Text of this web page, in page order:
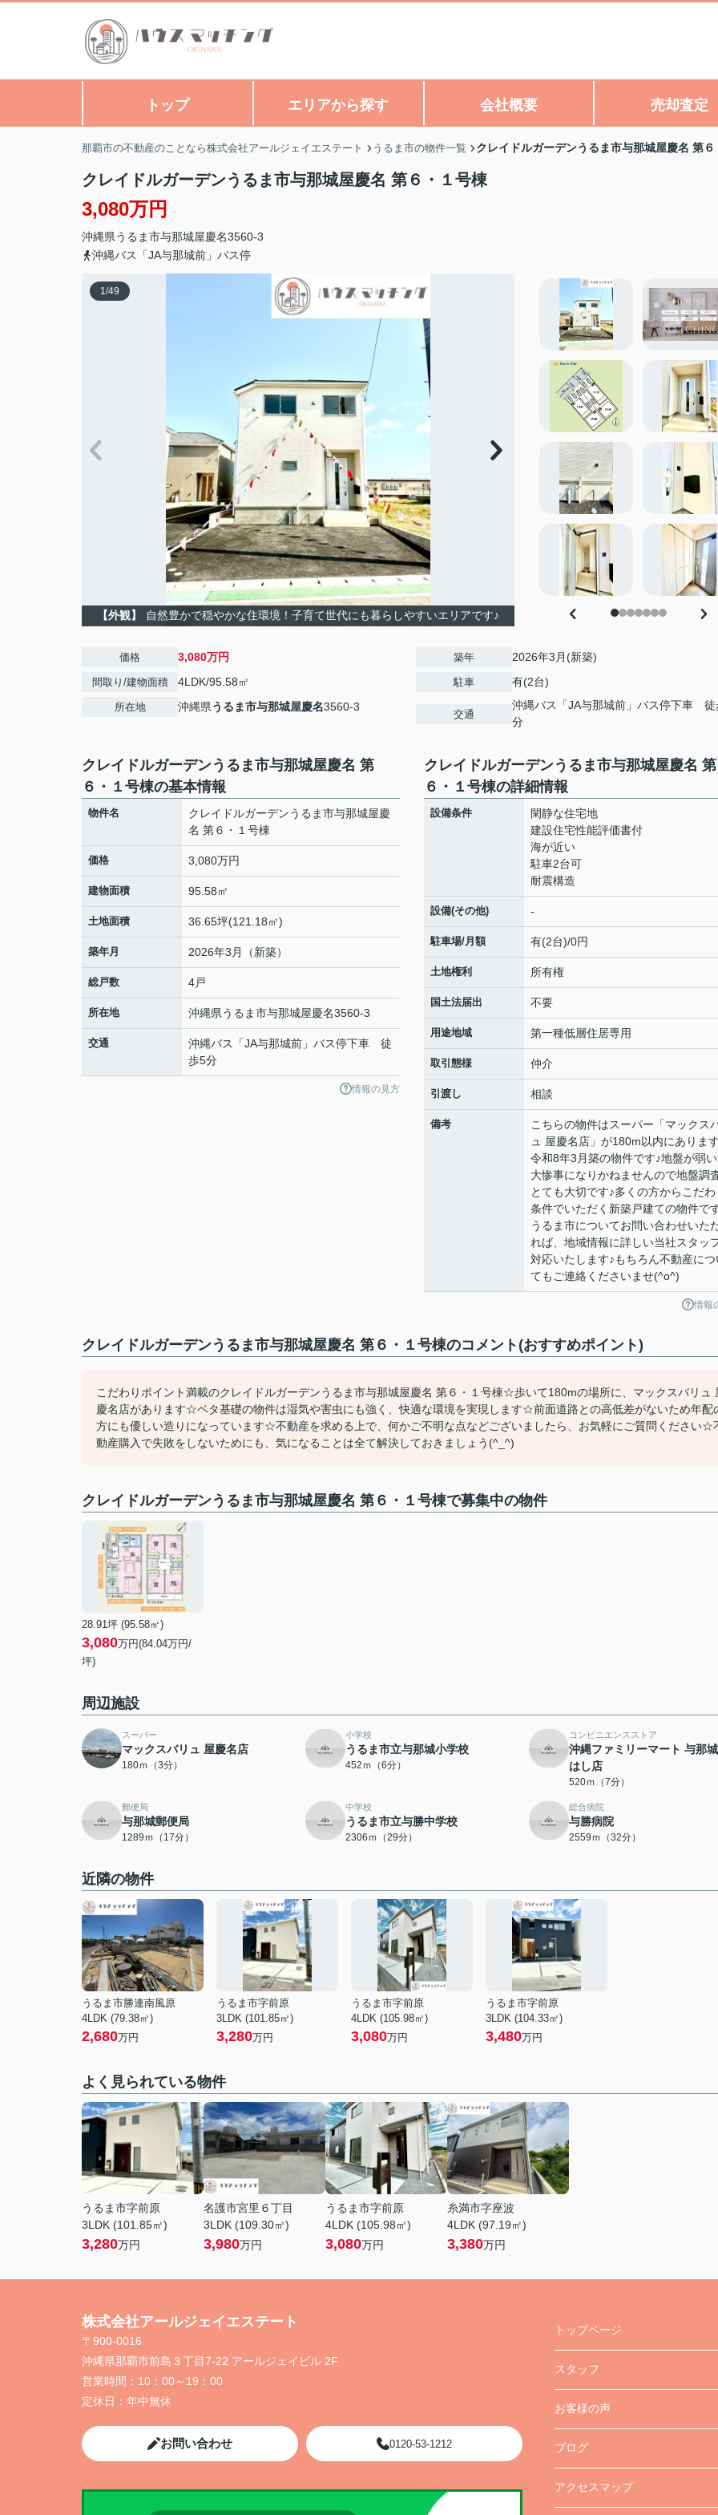
トップ エリアから探す 会社概要 売却査定
那覇市の不動産のことなら株式会社アールジェイエステート うるま市の物件一覧 クレイドルガーデンうるま市与那城屋慶名 第６
クレイドルガーデンうるま市与那城屋慶名 第６・１号棟
3,080万円
沖縄県うるま市与那城屋慶名3560-3
沖縄バス「JA与那城前」バス停
1/49
【外観】 自然豊かで穏やかな住環境！子育て世代にも暮らしやすいエリアです♪
価格 3,080万円
間取り/建物面積 4LDK/95.58㎡
所在地 沖縄県うるま市与那城屋慶名3560-3
築年 2026年3月(新築)
駐車 有(2台)
交通
沖縄バス「JA与那城前」バス停下車 徒
分
クレイドルガーデンうるま市与那城屋慶名 第
６・１号棟の基本情報
物件名
クレイドルガーデンうるま市与那城屋慶
名 第６・１号棟
価格 3,080万円
建物面積 95.58㎡
土地面積 36.65坪(121.18㎡)
築年月 2026年3月（新築）
総戸数 4戸
所在地 沖縄県うるま市与那城屋慶名3560-3
交通
沖縄バス「JA与那城前」バス停下車 徒
歩5分
情報の見方
クレイドルガーデンうるま市与那城屋慶名 第
６・１号棟の詳細情報
設備条件
閑静な住宅地
建設住宅性能評価書付
海が近い
駐車2台可
耐震構造
設備(その他) -
駐車場/月額 有(2台)/0円
土地権利 所有権
国土法届出 不要
用途地域 第一種低層住居専用
取引態様 仲介
引渡し 相談
備考
こちらの物件はスーパー「マックス
ュ 屋慶名店」が180m以内にありま
令和8年3月築の物件です♪地盤が弱
大惨事になりかねませんので地盤調
とても大切です♪多くの方からこだわ
条件でいただく新築戸建ての物件で
うるま市についてお問い合わせいた
れば、地域情報に詳しい当社スタッ
対応いたします♪もちろん不動産につ
てもご連絡くださいませ(^o^)
情報
クレイドルガーデンうるま市与那城屋慶名 第６・１号棟のコメント(おすすめポイント)
こだわりポイント満載のクレイドルガーデンうるま市与那城屋慶名 第６・１号棟☆歩いて180mの場所に、マックスバリュ
慶名店があります☆ベタ基礎の物件は湿気や害虫にも強く、快適な環境を実現します☆前面道路との高低差がないため年配
方にも優しい造りになっています☆不動産を求める上で、何かご不明な点などございましたら、お気軽にご質問ください☆
動産購入で失敗をしないためにも、気になることは全て解決しておきましょう(^_^)
クレイドルガーデンうるま市与那城屋慶名 第６・１号棟で募集中の物件
28.91坪 (95.58㎡)
3,080万円(84.04万円/
坪)
周辺施設
スーパー
マックスバリュ 屋慶名店
180ｍ（3分）
小学校
うるま市立与那城小学校
452ｍ（6分）
コンビニエンスストア
沖縄ファミリーマート 与那
はし店
520ｍ（7分）
郵便局
与那城郵便局
1289ｍ（17分）
中学校
うるま市立与勝中学校
2306ｍ（29分）
総合病院
与勝病院
2559ｍ（32分）
近隣の物件
うるま市勝連南風原
4LDK (79.38㎡)
2,680万円
うるま市字前原
3LDK (101.85㎡)
3,280万円
うるま市字前原
4LDK (105.98㎡)
3,080万円
うるま市字前原
3LDK (104.33㎡)
3,480万円
よく見られている物件
うるま市字前原
3LDK (101.85㎡)
3,280万円
名護市宮里６丁目
3LDK (109.30㎡)
3,980万円
うるま市字前原
4LDK (105.98㎡)
3,080万円
糸満市字座波
4LDK (97.19㎡)
3,380万円
株式会社アールジェイエステート
〒900-0016
沖縄県那覇市前島３丁目7-22 アールジェイビル 2F
営業時間： 10：00～19：00
定休日： 年中無休
お問い合わせ 0120-53-1212
トップページ
スタッフ
お客様の声
ブログ
アクセスマップ